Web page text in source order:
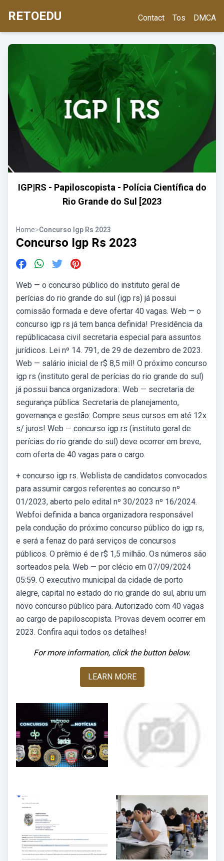
RETOEDU Contact Tos DMCA
IGP|RS - Papiloscopista - Polícia Científica do
Rio Grande do Sul [2023
Home>Concurso Igp Rs 2023
Concurso Igp Rs 2023
Web — o concurso público do instituto geral de
perícias do rio grande do sul (igp rs) já possui
comissão formada e deve ofertar 40 vagas. Web — o
concurso igp rs já tem banca definida! Presidência da
repúblicacasa civil secretaria especial para assuntos
jurídicos. Lei nº 14. 791, de 29 de dezembro de 2023.
Web — salário inicial de r$ 8,5 mil! O próximo concurso
igp rs (instituto geral de perícias do rio grande do sul)
já possui banca organizadora:. Web — secretaria de
segurança pública: Secretaria de planejamento,
governança e gestão: Compre seus cursos em até 12x
s/ juros! Web — concurso igp rs (instituto geral de
perícias do rio grande do sul) deve ocorrer em breve,
com oferta de 40 vagas para o cargo.
+ concurso igp rs. Weblista de candidatos convocados
para assumir cargos referentes ao concurso nº
01/2023, aberto pelo edital nº 30/2023 nº 16/2024.
Webfoi definida a banca organizadora responsável
pela condução do próximo concurso público do igp rs,
e será a fenaz do pará serviços de concursos
públicos. O prêmio é de r$ 1,5 milhão. Os números são
sorteados pela. Web — por clécio em 07/09/2024
05:59. O executivo municipal da cidade de porto
alegre, capital no estado do rio grande do sul, abriu um
novo concurso público para. Autorizado com 40 vagas
ao cargo de papiloscopista. Provas devem ocorrer em
2023. Confira aqui todos os detalhes!
For more information, click the button below.
LEARN MORE